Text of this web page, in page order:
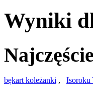
Wyniki
bękart koleżanki , Isoroku